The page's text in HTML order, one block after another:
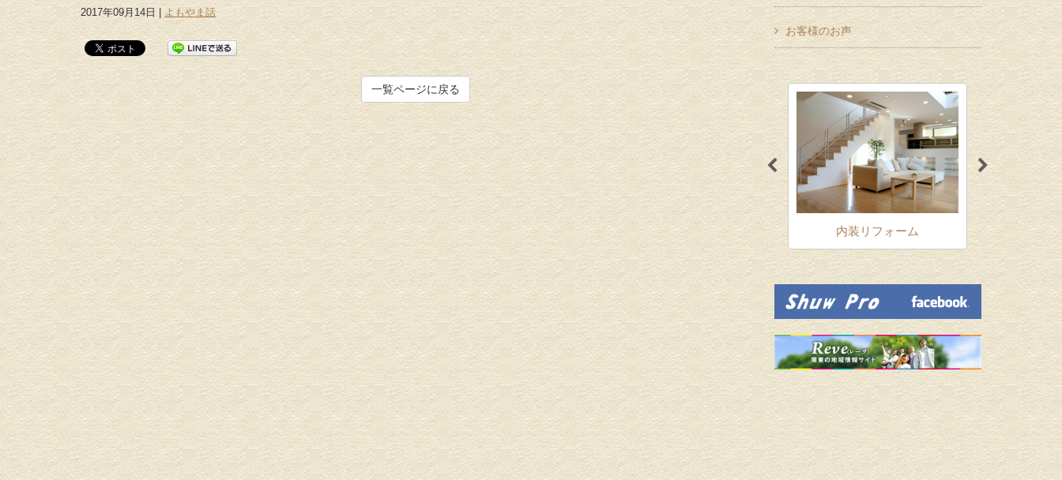
2017年09月14日 | よもやま話
一覧ページに戻る
お客様のお声
介護リフォーム・バリアフリ
ーリフォーム
水回りリフォーム 内装リフォーム